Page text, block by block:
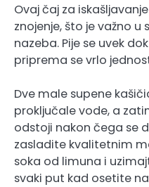
Ovaj čaj za
znojenje, što je važno
nazeba. Pije se uvek
priprema se vrlo
Dve male supene
proključale vode, a
odstoji nakon čega se
zasladite kvalitetnim
soka od limuna i
svaki put kad osetite